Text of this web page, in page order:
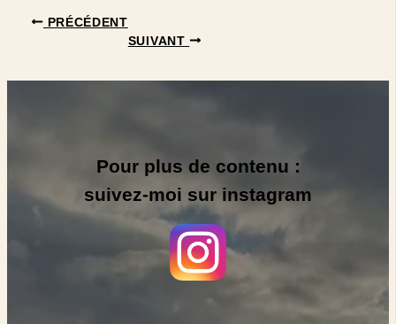
PRÉCÉDENT
SUIVANT
Pour plus de contenu :
suivez-moi sur instagram